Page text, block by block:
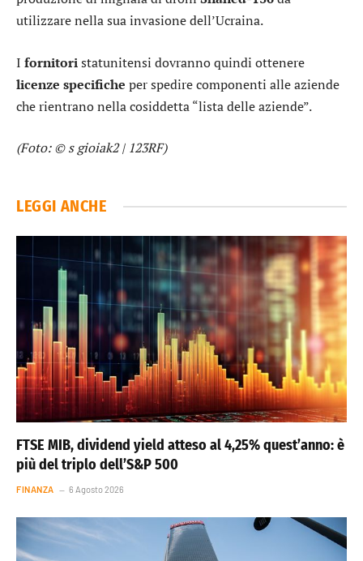
utilizzare nella sua invasione dell’Ucraina.
I fornitoristatunitensi dovranno quindi ottenere
licenze specifiche per spedire componenti alle aziende
che rientrano nella cosiddetta “lista delle aziende”.
(Foto: © s gioiak2 | 123RF)
LEGGI ANCHE
FTSE MIB, dividend yield atteso al 4,25% quest’anno: è
più del triplo dell’S&P 500
FINANZA 6 Agosto 2026